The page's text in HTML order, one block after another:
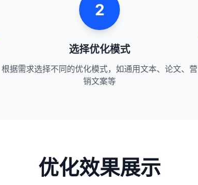
2
选择优化模式
根据需求选择不同的优化模式，如通用文本、论文、营
销文案等
优化效果展示